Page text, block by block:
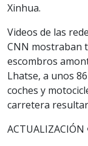
Xinhua.
Videos de las
CNN mostraban
escombros
Lhatse, a unos
coches y
carretera
ACTUALIZACIÓN